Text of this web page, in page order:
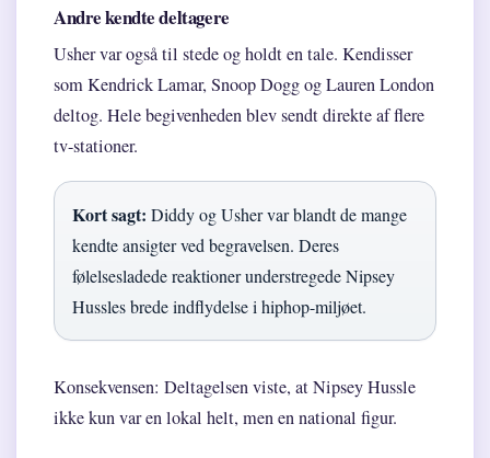
Andre kendte deltagere
Usher var også til stede og holdt en tale. Kendisser
som Kendrick Lamar, Snoop Dogg og Lauren London
deltog. Hele begivenheden blev sendt direkte af flere
tv-stationer.
Kort sagt: Diddy og Usher var blandt de mange
kendte ansigter ved begravelsen. Deres
følelsesladede reaktioner understregede Nipsey
Hussles brede indflydelse i hiphop-miljøet.
Konsekvensen: Deltagelsen viste, at Nipsey Hussle
ikke kun var en lokal helt, men en national figur.